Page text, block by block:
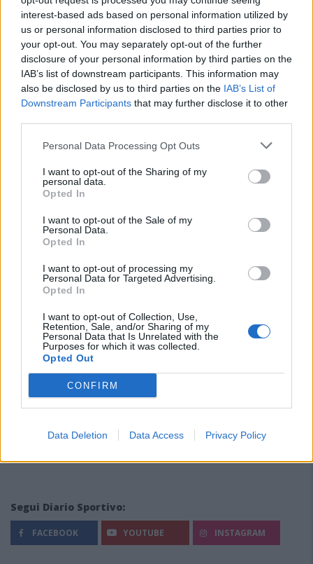
interest-based ads based on personal information utilized by
us or personal information disclosed to third parties prior to
your opt-out. You may separately opt-out of the further
disclosure of your personal information by third parties on the
IAB’s list of downstream participants. This information may
also be disclosed by us to third parties on the IAB’s List of
Downstream Participants that may further disclose it to other
Personal Data Processing Opt Outs
I want to opt-out of the Sharing of my
personal data.
Opted In
I want to opt-out of the Sale of my
Personal Data.
Opted In
I want to opt-out of processing my
Personal Data for Targeted Advertising.
Opted In
I want to opt-out of Collection, Use,
Retention, Sale, and/or Sharing of my
Personal Data that Is Unrelated with the
Purposes for which it was collected.
Opted Out
CONFIRM
Data Deletion Data Access Privacy Policy
Aloia, il primo acquisto è Loru
7 Ago 2026
Gran colpo dell'Ossese, per la difesa c'è l'ex
Torres Riccardo Idda
7 Ago 2026
Cabrera, Tesio, Limongelli, Bolzicco e tanti
7 Ago 2026
Sportiva in Srl
7 Ago 2026
Segui Diario Sportivo:
FACEBOOK YOUTUBE INSTAGRAM